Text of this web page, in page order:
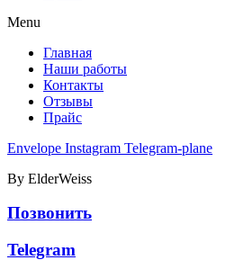
Menu
Главная
Наши работы
Контакты
Отзывы
Прайс
Envelope Instagram Telegram-plane
By ElderWeiss
Позвонить
Telegram